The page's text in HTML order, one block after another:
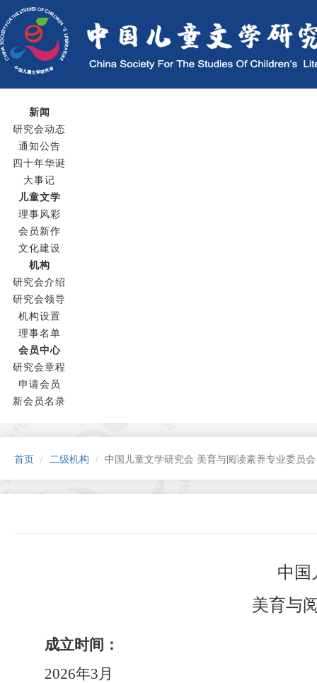
新闻
研究会动态
通知公告
四十年华诞
大事记
儿童文学
理事风彩
会员新作
文化建设
机构
研究会介绍
研究会领导
机构设置
理事名单
会员中心
研究会章程
申请会员
新会员名录
首页 二级机构 中国儿童文学研究会 美育与阅读素养专业委员会
中国
美育与
成立时间：
2026年3月